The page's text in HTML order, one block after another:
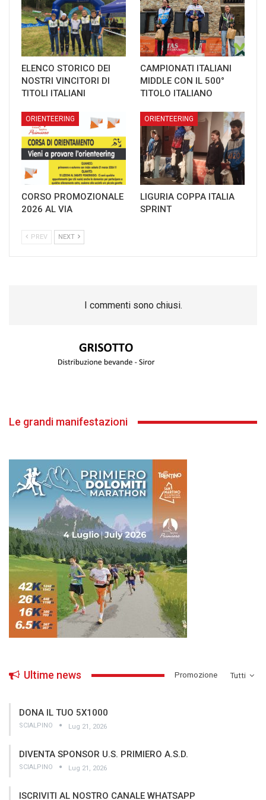
ELENCO STORICO DEI
NOSTRI VINCITORI DI
TITOLI ITALIANI
CAMPIONATI ITALIANI
MIDDLE CON IL 500°
TITOLO ITALIANO
ORIENTEERING
CORSO PROMOZIONALE
2026 AL VIA
ORIENTEERING
LIGURIA COPPA ITALIA
SPRINT
PREV NEXT
I commenti sono chiusi.
Le grandi manifestazioni
Tutti
Ultime news ­Promozione
DONA IL TUO 5X1000
SCIALPINO Lug 21, 2026
DIVENTA SPONSOR U.S. PRIMIERO A.S.D.
SCIALPINO Lug 21, 2026
ISCRIVITI AL NOSTRO CANALE WHATSAPP